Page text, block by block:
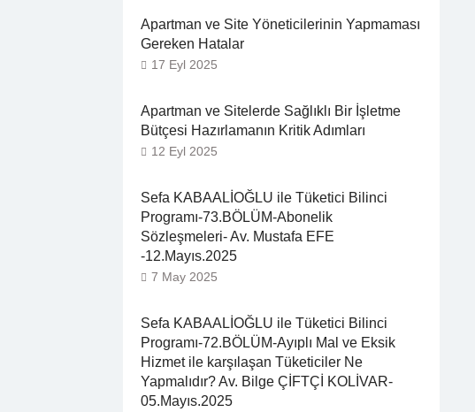
Apartman ve Site Yöneticilerinin Yapmaması
Gereken Hatalar
17 Eyl 2025
Apartman ve Sitelerde Sağlıklı Bir İşletme
Bütçesi Hazırlamanın Kritik Adımları
12 Eyl 2025
Sefa KABAALİOĞLU ile Tüketici Bilinci
Programı-73.BÖLÜM-Abonelik
Sözleşmeleri- Av. Mustafa EFE
-12.Mayıs.2025
7 May 2025
Sefa KABAALİOĞLU ile Tüketici Bilinci
Programı-72.BÖLÜM-Ayıplı Mal ve Eksik
Hizmet ile karşılaşan Tüketiciler Ne
Yapmalıdır? Av. Bilge ÇİFTÇİ KOLİVAR-
05.Mayıs.2025